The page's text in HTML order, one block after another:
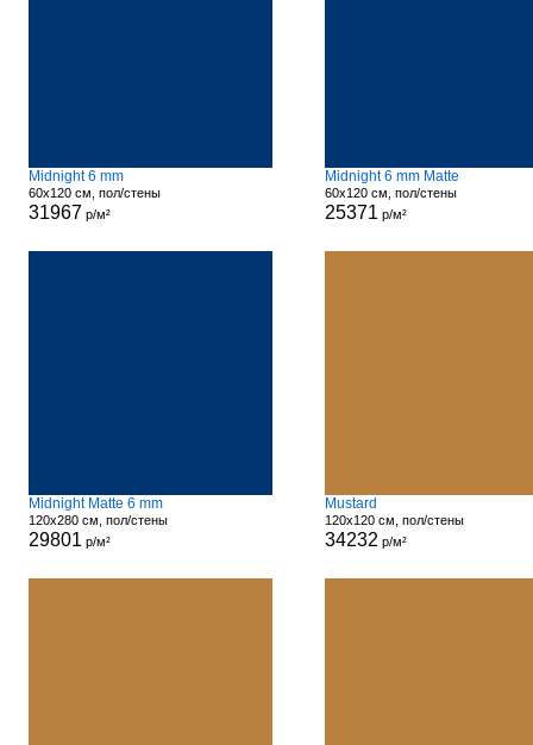
Midnight 6 mm
60x120 см, пол/стены
31967 р/м²
Midnight 6 mm Matte
60x120 см, пол/стены
25371 р/м²
Midnight Matte 6 mm
120x280 см, пол/стены
29801 р/м²
Mustard
120x120 см, пол/стены
34232 р/м²